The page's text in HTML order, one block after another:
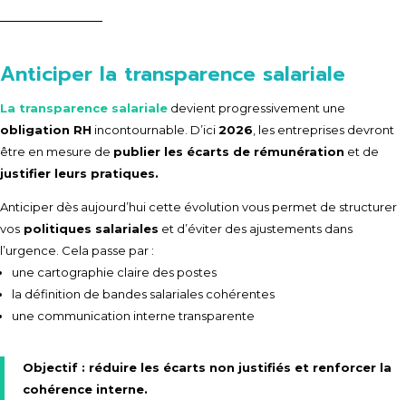
Anticiper la transparence salariale
La transparence salariale devient progressivement une
obligation RH incontournable. D’ici2026 , les entreprises devront
être en mesure de publier les écarts de rémunération et de
justifier leurs pratiques.
Anticiper dès aujourd’hui cette évolution vous permet de structurer
vos politiques salariales et d’éviter des ajustements dans
l’urgence. Cela passe par :
une cartographie claire des postes
la définition de bandes salariales cohérentes
une communication interne transparente
Objectif : réduire les écarts non justifiés et renforcer la
cohérence interne.